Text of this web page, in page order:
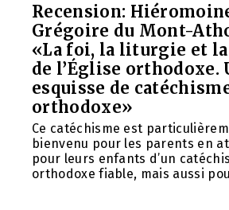
Recension:
Grégoire du Mont-
«La foi, la liturgie et
de l’Église orthodoxe.
esquisse de
orthodoxe»
Ce catéchisme est
bienvenu pour les parents en
pour leurs enfants d’un
orthodoxe fiable, mais aussi